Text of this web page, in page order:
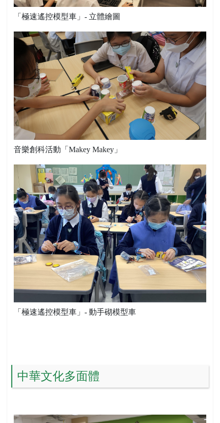
「極速遙控模型車」- 立體繪圖
音樂創科活動「Makey Makey」
「極速遙控模型車」- 動手砌模型車
中華文化多面體